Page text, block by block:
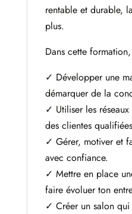
rentable et durable,
plus.
Dans cette
✓ Développer une
démarquer de la
✓ Utiliser les
des clientes
✓ Gérer, motiver et
avec confiance.
✓ Mettre en place
faire évoluer ton
✓ Créer un salon